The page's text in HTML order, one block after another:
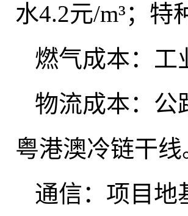
水4.2元/m³；特
燃气成本：工
物流成本：公
粤港澳冷链干线
通信：项目地